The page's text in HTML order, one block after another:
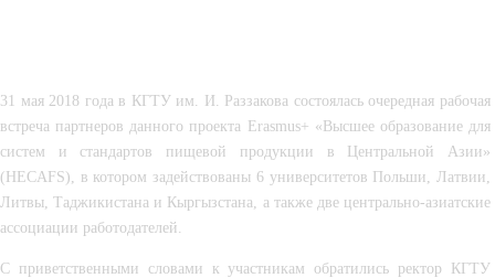
31 мая 2018 года в КГТУ им. И. Раззакова состоялась очередная рабочая
встреча партнеров данного проекта Erasmus+ «Высшее образование для
систем и стандартов пищевой продукции в Центральной Азии»
(HECAFS), в котором задействованы 6 университетов Польши, Латвии,
Литвы, Таджикистана и Кыргызстана, а также две центрально-азиатские
ассоциации работодателей.
С приветственными словами к участникам обратились ректор КГТУ